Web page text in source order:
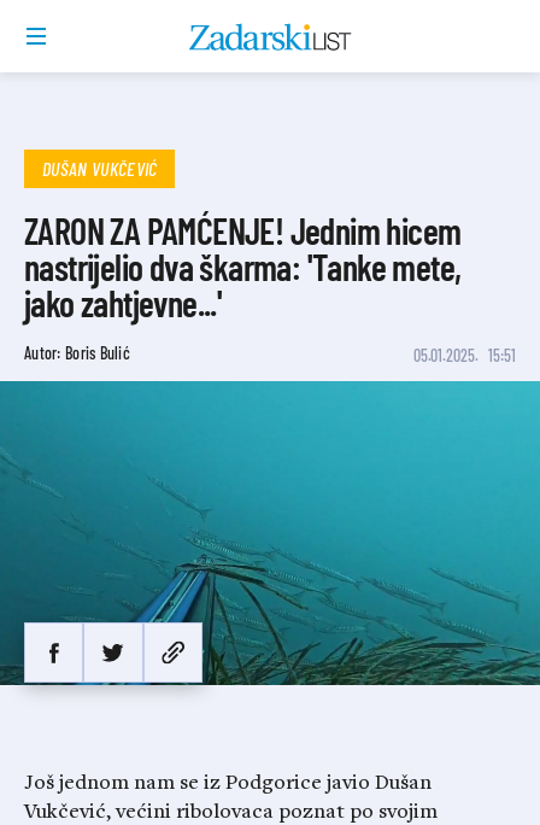
DUŠAN VUKČEVIĆ
ZARON ZA PAMĆENJE! Jednim hicem
nastrijelio dva škarma: 'Tanke mete,
jako zahtjevne...'
Autor: Boris Bulić 05.01.2025. 15:51
Još jednom nam se iz Podgorice javio Dušan
Vukčević, većini ribolovaca poznat po svojim